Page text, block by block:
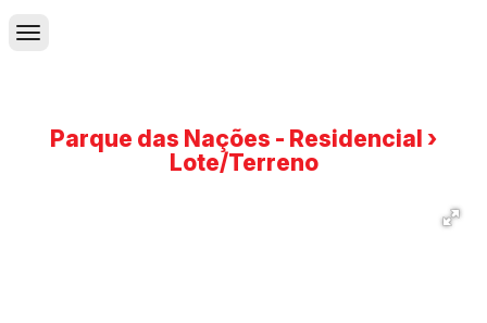
Parque das Nações - Residencial ›
Lote/Terreno